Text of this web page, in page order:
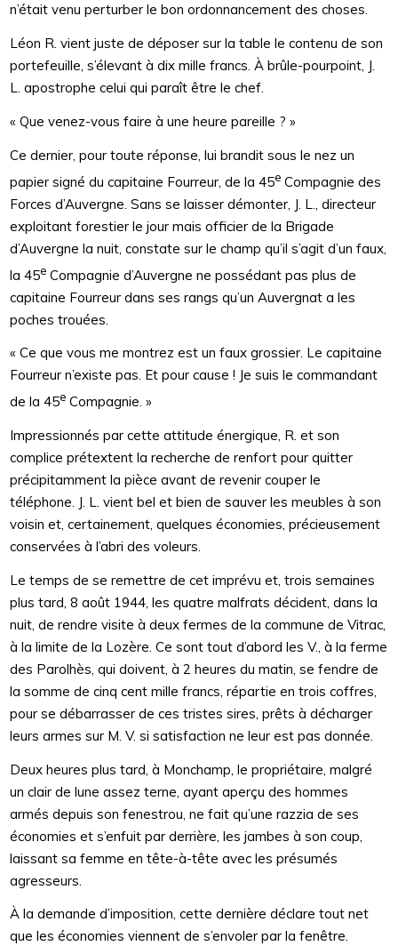
n’était venu perturber le bon ordonnancement des choses.
Léon R. vient juste de déposer sur la table le contenu de son
portefeuille, s’élevant à dix mille francs. À brûle-pourpoint, J.
L. apostrophe celui qui paraît être le chef.
« Que venez-vous faire à une heure pareille ? »
Ce dernier, pour toute réponse, lui brandit sous le nez un
papier signé du capitaine Fourreur, de la 45e Compagnie des
Forces d’Auvergne. Sans se laisser démonter, J. L., directeur
exploitant forestier le jour mais officier de la Brigade
d’Auvergne la nuit, constate sur le champ qu’il s’agit d’un faux,
la 45e Compagnie d’Auvergne ne possédant pas plus de
capitaine Fourreur dans ses rangs qu’un Auvergnat a les
poches trouées.
« Ce que vous me montrez est un faux grossier. Le capitaine
Fourreur n’existe pas. Et pour cause ! Je suis le commandant
de la 45e Compagnie. »
Impressionnés par cette attitude énergique, R. et son
complice prétextent la recherche de renfort pour quitter
précipitamment la pièce avant de revenir couper le
téléphone. J. L. vient bel et bien de sauver les meubles à son
voisin et, certainement, quelques économies, précieusement
conservées à l’abri des voleurs.
Le temps de se remettre de cet imprévu et, trois semaines
plus tard, 8 août 1944, les quatre malfrats décident, dans la
nuit, de rendre visite à deux fermes de la commune de Vitrac,
à la limite de la Lozère. Ce sont tout d’abord les V., à la ferme
des Parolhès, qui doivent, à 2 heures du matin, se fendre de
la somme de cinq cent mille francs, répartie en trois coffres,
pour se débarrasser de ces tristes sires, prêts à décharger
leurs armes sur M. V. si satisfaction ne leur est pas donnée.
Deux heures plus tard, à Monchamp, le propriétaire, malgré
un clair de lune assez terne, ayant aperçu des hommes
armés depuis son fenestrou, ne fait qu’une razzia de ses
économies et s’enfuit par derrière, les jambes à son coup,
laissant sa femme en tête-à-tête avec les présumés
agresseurs.
À la demande d’imposition, cette dernière déclare tout net
que les économies viennent de s’envoler par la fenêtre.